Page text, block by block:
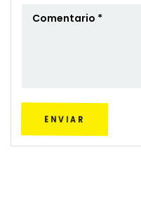
ENVIAR